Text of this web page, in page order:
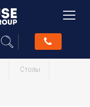
Столы